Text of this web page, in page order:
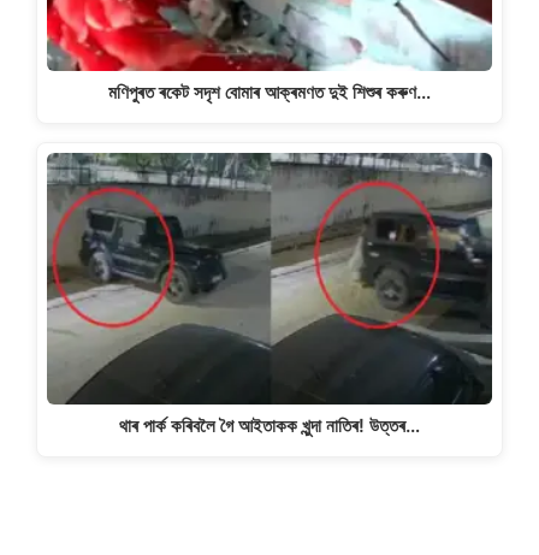
মণিপুৰত ৰকেট সদৃশ বোমাৰ আক্ৰমণত দুই শিশুৰ কৰুণ…
থাৰ পাৰ্ক কৰিবলৈ গৈ আইতাকক খুন্দা নাতিৰ! উত্তৰ…